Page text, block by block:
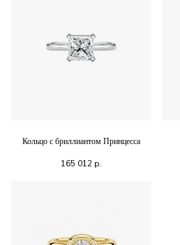
Кольцо с бриллиантом Принцесса
165 012р.